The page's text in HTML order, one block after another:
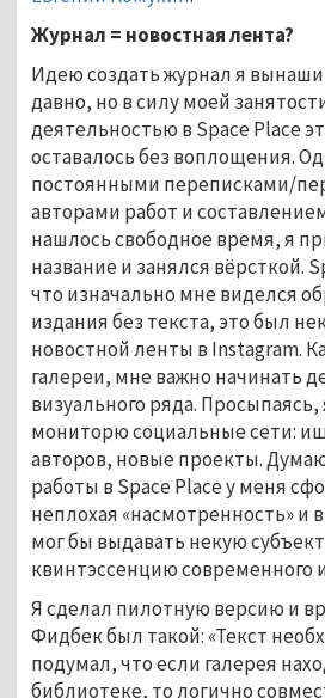
Журнал = новостная лента?
Идею создать журнал я
давно, но в силу моей
деятельностью в Space Place
оставалось без воплощения.
постоянными переписками/
авторами работ и
нашлось свободное время, я
название и занялся вёрсткой.
что изначально мне виделся
издания без текста, это был
новостной ленты в Instagram.
галереи, мне важно начинать
визуального ряда.
мониторю социальные сети:
авторов, новые проекты.
работы в Space Place у меня
неплохая «насмотренность» и
мог бы выдавать некую
квинтэссенцию современного
Я сделал пилотную версию и
Фидбек был такой: «Текст
подумал, что если галерея
библиотеке, то логично